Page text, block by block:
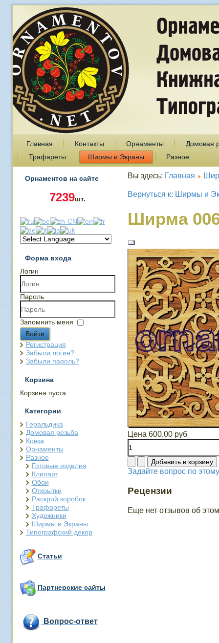
Главная Контакты Орнаменты
Домовая
Трафареты
Ширмы и Экраны Разное
Орнаментов на сайте
7239шт.
Форма входа
Логин
Пароль
Запомнить меня
Войти
Регистрация
Забыли логин?
Забыли пароль?
Корзина
Корзина пуста
Категории
Геральдика
Домовая резьба
Ковка
Орнаменты
Разное
Готовые изделия
Клипарт
Обои
Открытки
Раскрой коробок
Трафареты
Художники
Ширмы и Экраны
Типографский декор
Статьи
Партнерские сайты
Вопрос-ответ
Вы здесь: Главная
Вернуться к: Ширмы и
Ширма
Цена 600,00 руб
Задайте вопрос по
Рецензии
Еще нет отзывов об